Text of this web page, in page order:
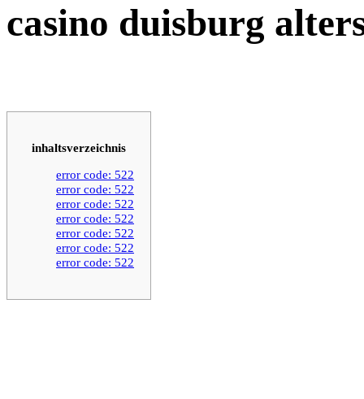
casino duisburg
inhaltsverzeichnis
error code: 522
error code: 522
error code: 522
error code: 522
error code: 522
error code: 522
error code: 522